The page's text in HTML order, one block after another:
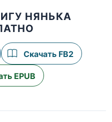
НЯНЬКА
Скачать FB2
EPUB